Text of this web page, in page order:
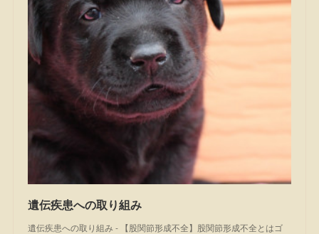
遺伝疾患への取り組み
遺伝疾患への取り組み - 【股関節形成不全】股関節形成不全とはゴ